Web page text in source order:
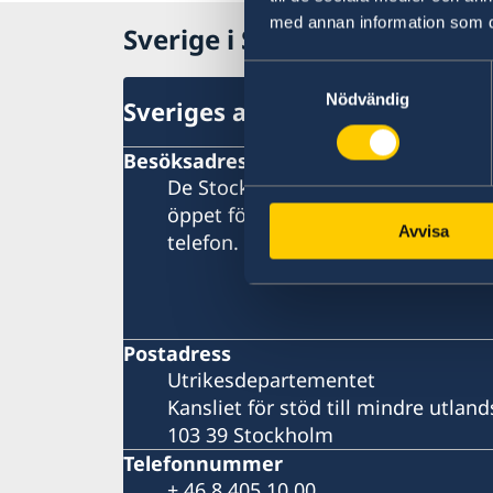
med annan information som
Samtyckesval
Nödvändig
Avvisa
Sverige i Stilla havet
Sveriges ambassad
Besöksadress
De Stockholmsbaserade
öppet för besökare. Vänligen
telefon.
Postadress
Utrikesdepartementet
Kansliet för stöd till mindre
103 39 Stockholm
Telefonnummer